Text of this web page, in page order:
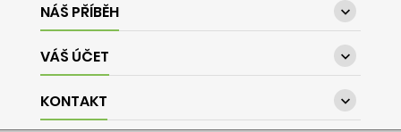
NÁŠ PŘÍBĚH 
VÁŠ ÚČET 
KONTAKT 